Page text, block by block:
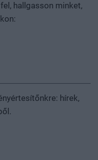
hallgasson minket,
hírek,